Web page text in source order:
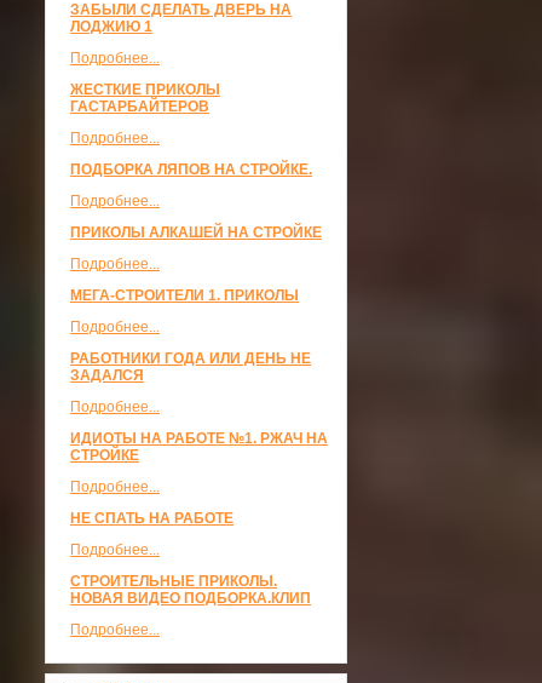
ЗАБЫЛИ СДЕЛАТЬ ДВЕРЬ НА
ЛОДЖИЮ 1
Подробнее...
ЖЕСТКИЕ ПРИКОЛЫ
ГАСТАРБАЙТЕРОВ
Подробнее...
ПОДБОРКА ЛЯПОВ НА СТРОЙКЕ.
Подробнее...
ПРИКОЛЫ АЛКАШЕЙ НА СТРОЙКЕ
Подробнее...
МЕГА-СТРОИТЕЛИ 1. ПРИКОЛЫ
Подробнее...
РАБОТНИКИ ГОДА ИЛИ ДЕНЬ НЕ
ЗАДАЛСЯ
Подробнее...
ИДИОТЫ НА РАБОТЕ №1. РЖАЧ НА
СТРОЙКЕ
Подробнее...
НЕ СПАТЬ НА РАБОТЕ
Подробнее...
СТРОИТЕЛЬНЫЕ ПРИКОЛЫ.
НОВАЯ ВИДЕО ПОДБОРКА.КЛИП
Подробнее...